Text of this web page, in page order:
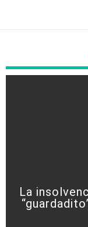
La